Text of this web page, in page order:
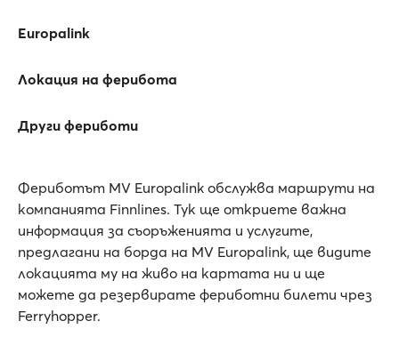
Europalink
Локация на ферибота
Други фериботи
Фериботът MV Europalink обслужва маршрути на
компанията Finnlines. Тук ще откриете важна
информация за съоръженията и услугите,
предлагани на борда на MV Europalink, ще видите
локацията му на живо на картата ни и ще
можете да резервирате фериботни билети чрез
Ferryhopper.